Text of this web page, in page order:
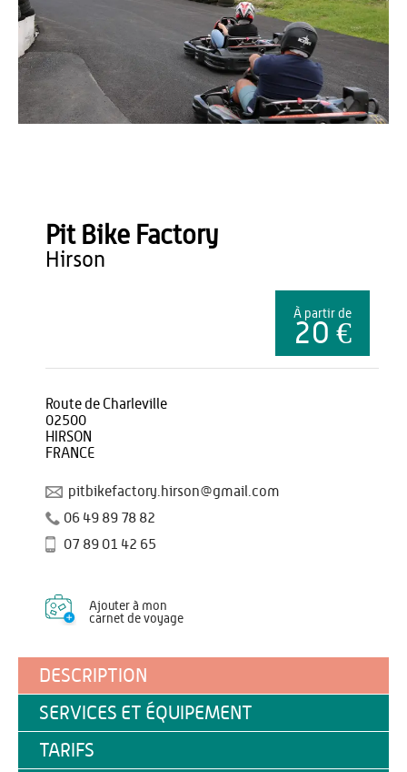
Office de Tourisme du Pays de Thiérache
Pit Bike Factory
hirson
À partir de
20 €
Route de Charleville
02500
HIRSON
FRANCE
pitbikefactory.hirson@gmail.com
06 49 89 78 82
07 89 01 42 65
Ajouter à mon
carnet de voyage
DESCRIPTION
SERVICES ET ÉQUIPEMENT
TARIFS